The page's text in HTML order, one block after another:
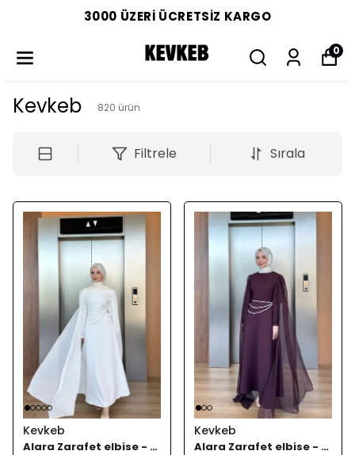
3000 ÜZERİ ÜCRETSİZ KARGO
0
Kevkeb 820 ürün
Filtrele Sırala
Kevkeb
Alara Zarafet elbise - Beyaz
Kevkeb
Alara Zarafet elbise - Bordoo